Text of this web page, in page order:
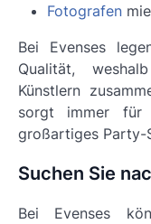
Fotografen
Bei Evenses
Qualität,
Künstlern
sorgt immer für
großartiges Party-
Suchen Sie
Bei Evenses